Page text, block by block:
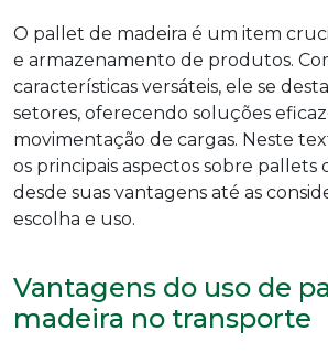
O pallet de madeira é um item
e armazenamento de produtos.
características versáteis, ele se
setores, oferecendo soluções
movimentação de cargas. Neste
os principais aspectos sobre pallets
desde suas vantagens até as
escolha e uso.
Vantagens do uso de
madeira no transporte